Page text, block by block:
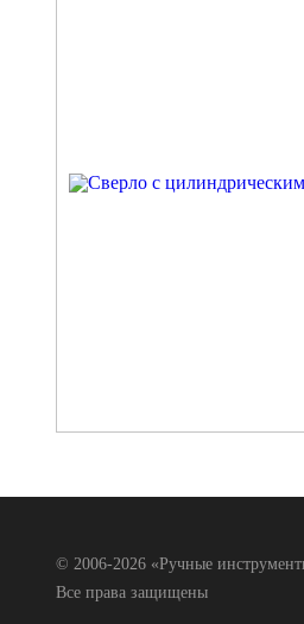
© 2006-2026 «Ручные
Все права защищены